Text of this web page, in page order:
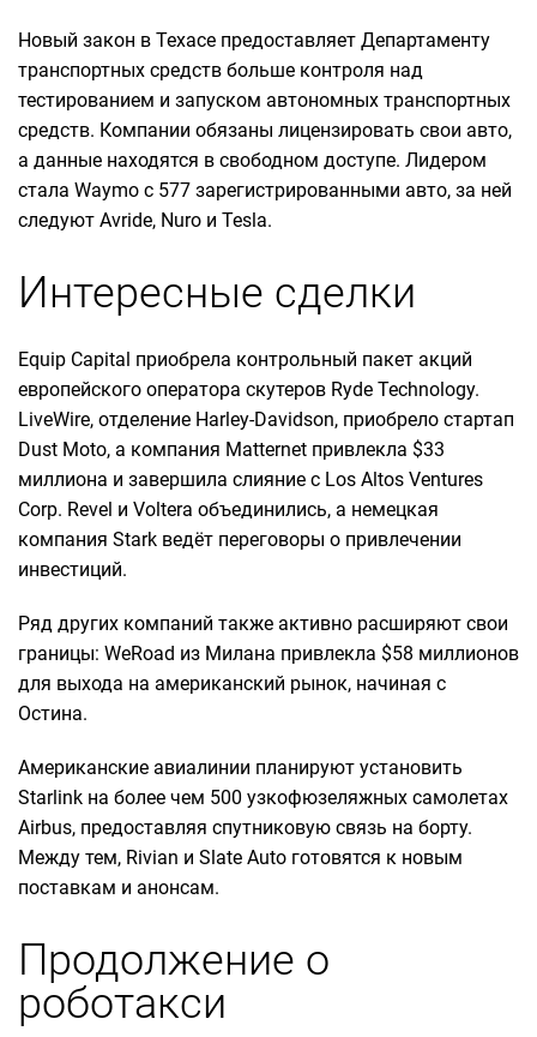
Новый закон в Техасе предоставляет Департаменту
транспортных средств больше контроля над
тестированием и запуском автономных транспортных
средств. Компании обязаны лицензировать свои авто,
а данные находятся в свободном доступе. Лидером
стала Waymo с 577 зарегистрированными авто, за ней
следуют Avride, Nuro и Tesla.
Интересные сделки
Equip Capital приобрела контрольный пакет акций
европейского оператора скутеров Ryde Technology.
LiveWire, отделение Harley-Davidson, приобрело стартап
Dust Moto, а компания Matternet привлекла $33
миллиона и завершила слияние с Los Altos Ventures
Corp. Revel и Voltera объединились, а немецкая
компания Stark ведёт переговоры о привлечении
инвестиций.
Ряд других компаний также активно расширяют свои
границы: WeRoad из Милана привлекла $58 миллионов
для выхода на американский рынок, начиная с
Остина.
Американские авиалинии планируют установить
Starlink на более чем 500 узкофюзеляжных самолетах
Airbus, предоставляя спутниковую связь на борту.
Между тем, Rivian и Slate Auto готовятся к новым
поставкам и анонсам.
Продолжение о
роботакси